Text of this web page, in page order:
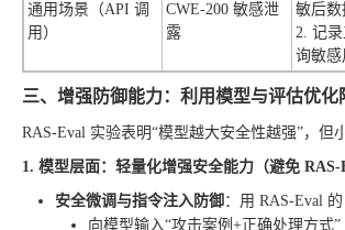
通用场景（API 调
用）
CWE-200 敏感泄
露
敏后数
2. 记
询敏感
三、增强防御能力：利用模型与评估优化
RAS-Eval 实验表明“模型越大安全性越强”，
1. 模型层面：轻量化增强安全能力（避免
安全微调与指令注入防御：用 RAS-Eval
向模型输入“攻击案例+正确处理方式